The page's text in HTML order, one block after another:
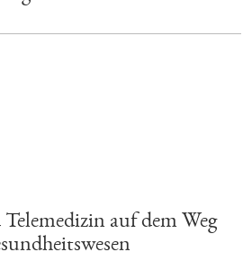
auf dem Weg